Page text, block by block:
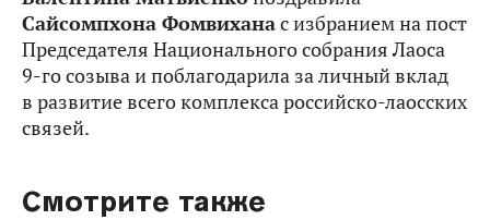
Сайсомпхона Фомвиханас избранием на пост
Председателя Национального собрания Лаоса
9-го созыва и поблагодарила за личный вклад
в развитие всего комплекса российско-лаосских
связей.
Смотрите также